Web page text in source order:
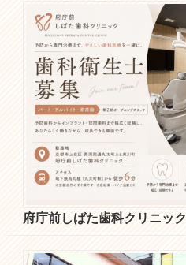
府庁前しばた歯科クリニック